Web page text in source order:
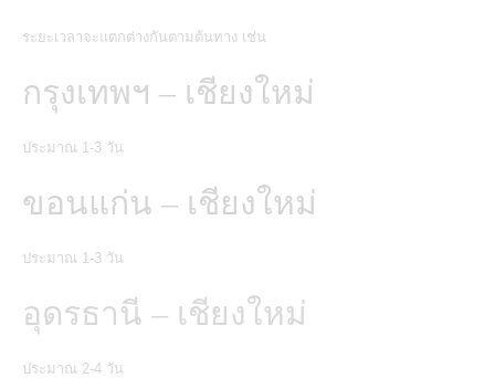
ระยะเวลาจะแตกต่างกันตามต้นทาง เช่น
กรุงเทพฯ – เชียงใหม่
ประมาณ 1-3 วัน
ขอนแก่น – เชียงใหม่
ประมาณ 1-3 วัน
อุดรธานี – เชียงใหม่
ประมาณ 2-4 วัน